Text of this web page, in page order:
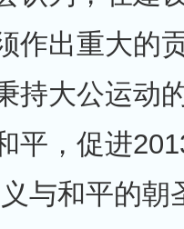
作出重大的
持大公运动
平，促进
与和平的朝